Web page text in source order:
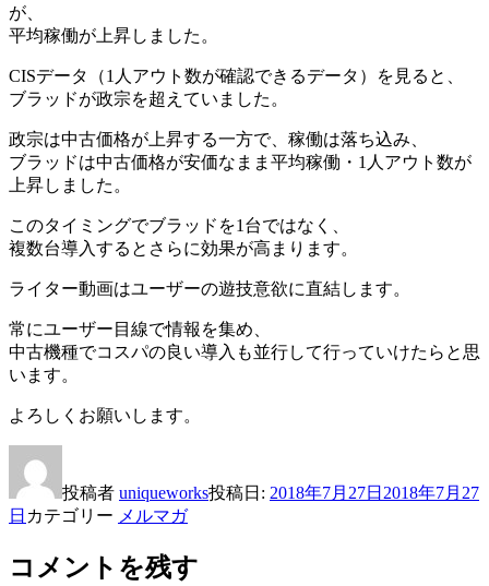
が、
平均稼働が上昇しました。
CISデータ（1人アウト数が確認できるデータ）を見ると、
ブラッドが政宗を超えていました。
政宗は中古価格が上昇する一方で、稼働は落ち込み、
ブラッドは中古価格が安価なまま平均稼働・1人アウト数が
上昇しました。
このタイミングでブラッドを1台ではなく、
複数台導入するとさらに効果が高まります。
ライター動画はユーザーの遊技意欲に直結します。
常にユーザー目線で情報を集め、
中古機種でコスパの良い導入も並行して行っていけたらと思
います。
よろしくお願いします。
投稿者 uniqueworks投稿日: 2018年7月27日 2018年7月27
日 カテゴリー メルマガ
コメントを残す